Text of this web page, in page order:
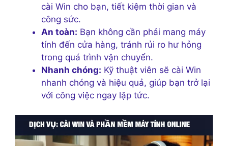
cài Win cho bạn, tiết kiệm thời gian và
công sức.
An toàn: Bạn không cần phải mang máy
tính đến cửa hàng, tránh rủi ro hư hỏng
trong quá trình vận chuyển.
Nhanh chóng: Kỹ thuật viên sẽ cài Win
nhanh chóng và hiệu quả, giúp bạn trở lại
với công việc ngay lập tức.